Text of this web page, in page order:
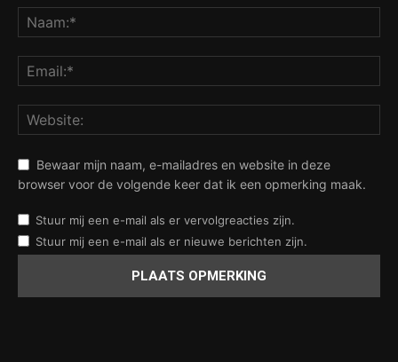
Bewaar mijn naam, e-mailadres en website in deze
browser voor de volgende keer dat ik een opmerking maak.
Stuur mij een e-mail als er vervolgreacties zijn.
Stuur mij een e-mail als er nieuwe berichten zijn.